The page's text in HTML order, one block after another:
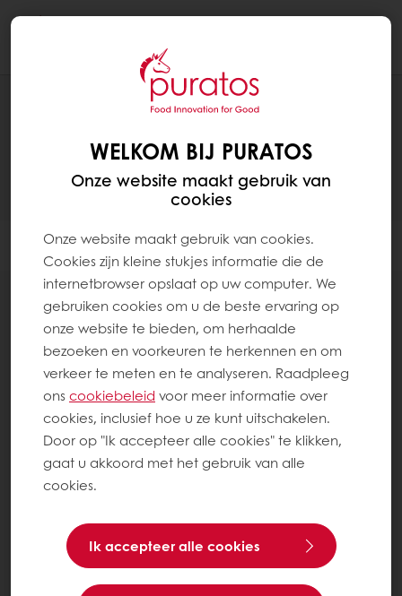
Filter
Broodmixen
Meer over Broodmixen
WELKOM BIJ PURATOS
Onze website maakt gebruik van
cookies
Onze website maakt gebruik van cookies.
Cookies zijn kleine stukjes informatie die de
internetbrowser opslaat op uw computer. We
gebruiken cookies om u de beste ervaring op
onze website te bieden, om herhaalde
bezoeken en voorkeuren te herkennen en om
verkeer te meten en te analyseren. Raadpleeg
onscookiebeleid voor meer informatie over
cookies, inclusief hoe u ze kunt uitschakelen.
Door op "Ik accepteer alle cookies" te klikken,
gaat u akkoord met het gebruik van alle
cookies.
Ik accepteer alle cookies